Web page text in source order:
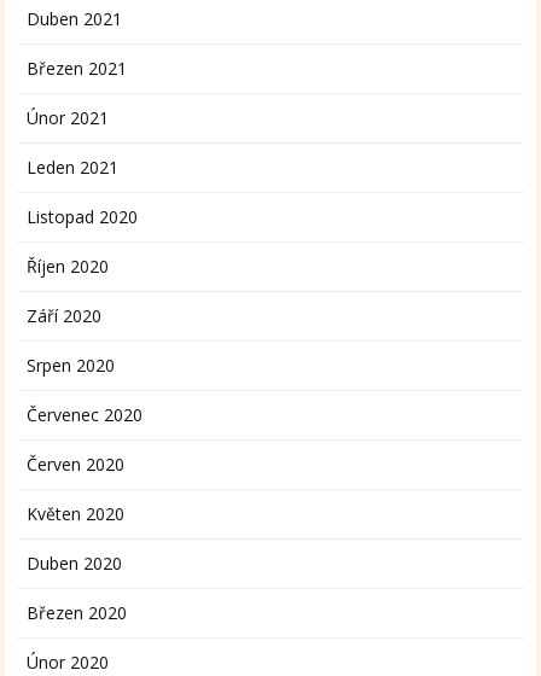
Duben 2021
Březen 2021
Únor 2021
Leden 2021
Listopad 2020
Říjen 2020
Září 2020
Srpen 2020
Červenec 2020
Červen 2020
Květen 2020
Duben 2020
Březen 2020
Únor 2020